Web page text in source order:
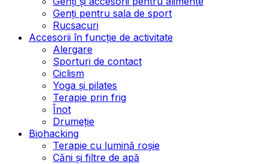
Genți pentru sala de sport
Rucsacuri
Accesorii în funcție de activitate
Alergare
Sporturi de contact
Ciclism
Yoga și pilates
Terapie prin frig
Înot
Drumeție
Biohacking
Terapie cu lumină roșie
Căni și filtre de apă